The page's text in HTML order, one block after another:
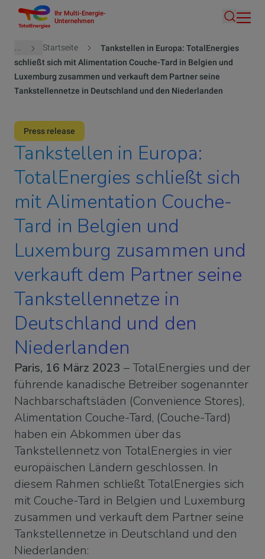
Inhalt
Ihr Multi-Energie-
Unternehmen
Suche
Pfadnavigation
... Startseite
Tankstellen in Europa: TotalEnergies
schließt sich mit Alimentation Couche-Tard in Belgien und
Luxemburg zusammen und verkauft dem Partner seine
Tankstellennetze in Deutschland und den Niederlanden
Press release
Tankstellen in Europa:
TotalEnergies schließt sich
mit Alimentation Couche-
Tard in Belgien und
Luxemburg zusammen und
verkauft dem Partner seine
Tankstellennetze in
Deutschland und den
Niederlanden
Paris, 16 März 2023 –TotalEnergies und der
führende kanadische Betreiber sogenannter
Nachbarschaftsläden (Convenience Stores),
Alimentation Couche-Tard, (Couche-Tard)
haben ein Abkommen über das
Tankstellennetz von TotalEnergies in vier
europäischen Ländern geschlossen. In
diesem Rahmen schließt TotalEnergies sich
mit Couche-Tard in Belgien und Luxemburg
zusammen und verkauft dem Partner seine
Tankstellennetze in Deutschland und den
Niederlanden: